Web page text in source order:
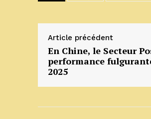
Article précédent
En Chine, le Secteur
performance
2025